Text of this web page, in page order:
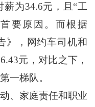
为34.6元，且“工
要原因。而根据
》，网约车司机和
元，对比之下，
一梯队。
家庭责任和职业